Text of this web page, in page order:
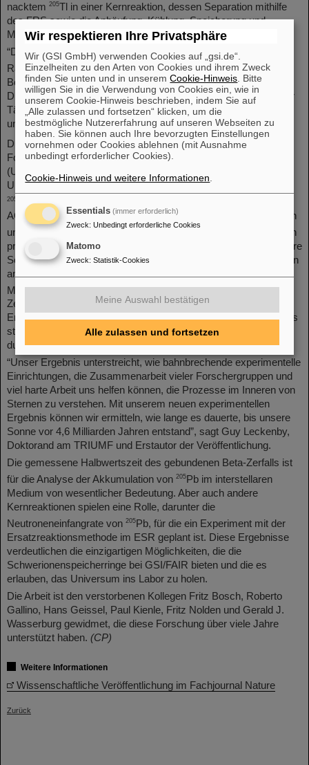
nacktem 205Tl in einer Kernreaktion, dessen Separation mithilfe
des FRS sowie die Anhäufung, Kühlung, Speicherung und
Messung im ESR.“
“Durch die Kenntnis der Übergangsstärke können wir nun die
Raten, mit denen das Wippenpaar205Tl-205 Pb unter den
Bedingungen in AGB-Sternen arbeitet, genau bestimmen“, sagt
Dr. Riccardo Mancino, der die Berechnungen im Rahmen seiner
Tätigkeit als Postdoc an der Technischen Universität Darmstadt
und bei GSI/FAIR durchgeführt hat.
Die
Pb-Produktionsausbeute in AGB-Sternen wurde von
Forschenden des Konkoly-Observatoriums in Budapest
(Ungarn), des INAF Osservatorio d'Abruzzo (Italien) und der
Universität Hull (Großbritannien) abgeleitet, indem sie die neuen
205
Pb-Zerfallsraten in ihre modernen astrophysikalischen
AGB-Modelle implementierten. „Die neuen Zerfallsraten erlauben
uns eine zuverlässige Vorhersage, wie viel
Pb in AGB-Sternen
produziert wird und seinen Weg in die Gaswolke findet, die unsere
Sonne geformt hat“, erläutert Dr. Maria Lugaro, Wissenschaftlerin
am Konkoly-Observatorium. „Durch einen Vergleich mit der
Menge von205Pb in Meteoriten ergibt das neue Ergebnis ein
Zeitintervall von zehn bis zwanzig Millionen Jahren für die
Entstehung der Sonne aus der vorgelagerten Molekülwolke. Dies
stimmt überein mit Daten von anderen radioaktiven Spezies, die
durch den langsamen Neutroneneinfangprozess entstehen.“
“Unser Ergebnis unterstreicht, wie bahnbrechende experimentelle
Einrichtungen, die Zusammenarbeit vieler Forschergruppen und
viel harte Arbeit uns helfen können, die Prozesse im Inneren von
Sternen zu verstehen. Mit unserem neuen experimentellen
Ergebnis können wir ermitteln, wie lange es dauerte, bis unsere
Sonne vor 4,6 Milliarden Jahren entstand”, sagt Guy Leckenby,
Doktorand am TRIUMF und Erstautor der Veröffentlichung.
Die gemessene Halbwertszeit des gebundenen Beta-Zerfalls ist
für die Analyse der Akkumulation von 205 Pb im interstellaren
Medium von wesentlicher Bedeutung. Aber auch andere
Kernreaktionen spielen eine Rolle, darunter die
Neutroneneinfangrate von 205 Pb, für die ein Experiment mit der
Ersatzreaktionsmethode im ESR geplant ist. Diese Ergebnisse
verdeutlichen die einzigartigen Möglichkeiten, die die
Schwerionenspeicherringe bei GSI/FAIR bieten und die es
erlauben, das Universum ins Labor zu holen.
Die Arbeit ist den verstorbenen Kollegen Fritz Bosch, Roberto
Gallino, Hans Geissel, Paul Kienle, Fritz Nolden und Gerald J.
Wasserburg gewidmet, die diese Forschung über viele Jahre
unterstützt haben. (CP)
Weitere Informationen
Wissenschaftliche Veröffentlichung im Fachjournal Nature
Zurück
Wir respektieren Ihre Privatsphäre
Wir (GSI GmbH) verwenden Cookies auf „gsi.de“.
Einzelheiten zu den Arten von Cookies und ihrem Zweck
finden Sie unten und in unseremCookie-Hinweis . Bitte
willigen Sie in die Verwendung von Cookies ein, wie in
unserem Cookie-Hinweis beschrieben, indem Sie auf
„Alle zulassen und fortsetzen“ klicken, um die
bestmögliche Nutzererfahrung auf unseren Webseiten zu
haben. Sie können auch Ihre bevorzugten Einstellungen
vornehmen oder Cookies ablehnen (mit Ausnahme
unbedingt erforderlicher Cookies).
Cookie-Hinweis und weitere Informationen
Essentials (immer erforderlich)
Zweck: Unbedingt erforderliche Cookies
Matomo
Zweck: Statistik-Cookies
Meine Auswahl bestätigen
Alle zulassen und fortsetzen